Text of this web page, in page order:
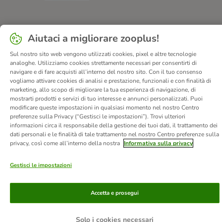
Chi siamo Carriera
Informazioni Legali
Condizioni Generali
Modulo tipo di recesso
Disposizioni ambientali & smaltimento
Contatto
Spese e tempi di consegna
Metodi di Pagamento
Privacy
I clienti dicono di noi
Dichiarazione di accessibilità
© zooplus SE 2026
Aiutaci a migliorare zooplus!
Sul nostro sito web vengono utilizzati cookies, pixel e altre tecnologie
analoghe. Utilizziamo cookies strettamente necessari per consentirti di
navigare e di fare acquisti all’interno del nostro sito. Con il tuo consenso
vogliamo attivare cookies di analisi e prestazione, funzionali e con finalità di
marketing, allo scopo di migliorare la tua esperienza di navigazione, di
mostrarti prodotti e servizi di tuo interesse e annunci personalizzati. Puoi
modificare queste impostazioni in qualsiasi momento nel nostro Centro
preferenze sulla Privacy (“Gestisci le impostazioni”). Trovi ulteriori
informazioni circa il responsabile della gestione dei tuoi dati, il trattamento dei
dati personali e le finalità di tale trattamento nel nostro Centro preferenze sulla
privacy, così come all’interno della nostra Informativa sulla privacy
Gestisci le impostazioni
Solo i cookies necessari
Accetta e prosegui